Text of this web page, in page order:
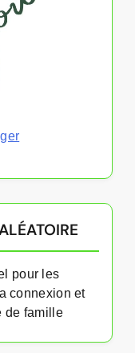
pour les
connexion et
de famille